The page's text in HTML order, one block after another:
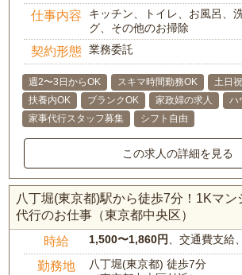
仕事内容
キッチン、トイレ、お風呂、
グ、その他のお掃除
契約形態 業務委託
週2〜3日からOK スキマ時間勤務OK
土日
扶養内OK
ブランクOK 家政婦の求人
ハ
家事代行スタッフ募集
シフト自由
この求人の詳細を見る
八丁堀(東京都)駅から徒歩7分！1Kマン
代行のお仕事（東京都中央区）
時給 1,500〜1,860円、交通費支給
勤務地
八丁堀(東京都) 徒歩7分